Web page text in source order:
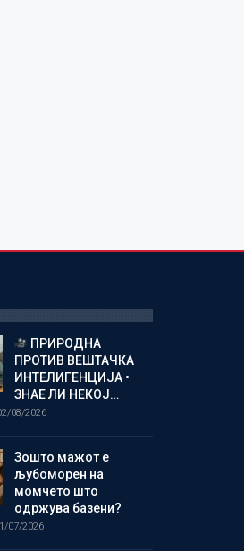
ПРИРОДНА
ПРОТИВ ВЕШТАЧКА
ИНТЕЛИГЕНЦИЈА •
ЗНАЕ ЛИ НЕКОЈ…
08/2026
Зошто мажот е
љубоморен на
момчето што
одржува базени?
07/2026